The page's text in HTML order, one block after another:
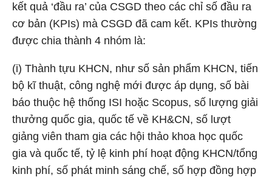
kết quả ‘đầu ra’ của CSGD theo các chỉ số đầu ra
cơ bản (KPIs) mà CSGD đã cam kết. KPIs thường
được chia thành 4 nhóm là:
(i) Thành tựu KHCN, như số sản phẩm KHCN, tiến
bộ kĩ thuật, công nghệ mới được áp dụng, số bài
báo thuộc hệ thống ISI hoặc Scopus, số lượng giải
thưởng quốc gia, quốc tế về KH&CN, số lượt
giảng viên tham gia các hội thảo khoa học quốc
gia và quốc tế, tỷ lệ kinh phí hoạt động KHCN/tổng
kinh phí, số phát minh sáng chế, số hợp đồng hợp